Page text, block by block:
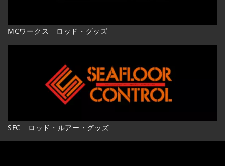
MCワークス ロッド・グッズ
SFC ロッド・ルアー・グッズ